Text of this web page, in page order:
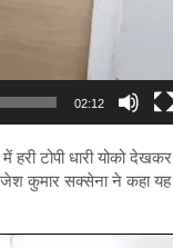
02:12
टोपी धारी योको देखकर
कुमार सक्सेना ने कहा यह